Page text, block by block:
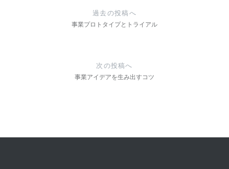
ン
過去の投稿へ
事業プロトタイプとトライアル
次の投稿へ
事業アイデアを生み出すコツ